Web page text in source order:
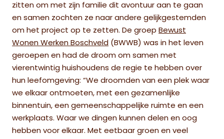
zitten om met zijn familie dit avontuur aan te gaan
en samen zochten ze naar andere gelijkgestemden
om het project op te zetten. De groep Bewust
Wonen Werken Boschveld (BWWB) was in het leven
geroepen en had de droom om samen met
vierentwintig huishoudens de regie te hebben over
hun leefomgeving: “We droomden van een plek waar
we elkaar ontmoeten, met een gezamenlijke
binnentuin, een gemeenschappelijke ruimte en een
werkplaats. Waar we dingen kunnen delen en oog
hebben voor elkaar. Met eetbaar groen en veel